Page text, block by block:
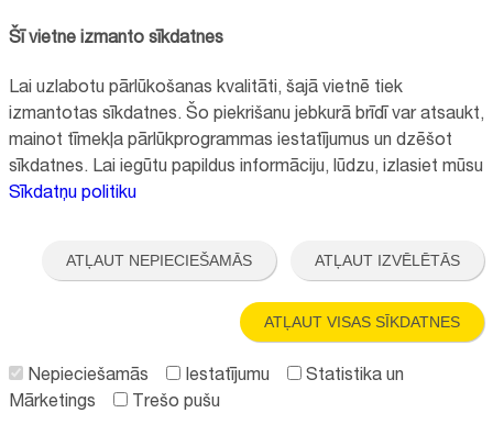
Reģistrācijas nr.:40008057120
+371 67064475
Visi kontakti
"Aktīvo iedzīvotāju fonds" finansētā projekta "
Bērnu slimnīcas fonda
ilgtspējīgas attīstības veicināšana
" ietvaros.
Šī vietne izmanto sīkdatnes
Lai uzlabotu pārlūkošanas kvalitāti, šajā vietnē tiek
izmantotas sīkdatnes. Šo piekrišanu jebkurā brīdī var atsaukt,
mainot tīmekļa pārlūkprogrammas iestatījumus un dzēšot
sīkdatnes. Lai iegūtu papildus informāciju, lūdzu, izlasiet mūsu
Sīkdatņu politiku
ATĻAUT NEPIECIEŠAMĀS ATĻAUT IZVĒLĒTĀS
ATĻAUT VISAS SĪKDATNES
Nepieciešamās Iestatījumu
Statistika un
Mārketings
Trešo pušu